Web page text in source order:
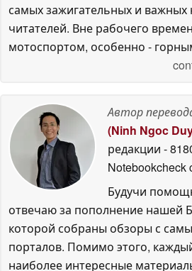
самых зажигательных и важных
читателей. Вне рабочего
мотоспортом, особенно -
Автор
(Ninh Ngoc
редакции -
Notebookcheck
Будучи
отвечаю за пополнение нашей
которой собраны обзоры с
порталов. Помимо этого,
наиболее интересные